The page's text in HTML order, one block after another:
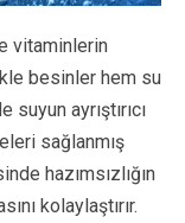
vitaminlerin
besinler hem su
ayrıştırıcı
sağlanmış
hazımsızlığın
kolaylaştırır.